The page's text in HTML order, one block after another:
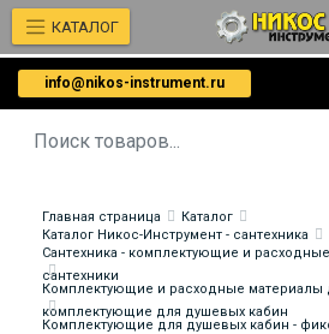
info@nikos-instrument.ru
КАТАЛОГ
Главная страница
Каталог
Каталог Никос-Инструмент - сантехника
Сантехника - комплектующие и
сантехники
Комплектующие и расходные материалы
комплектующие для душевых кабин
Комплектующие для душевых кабин -